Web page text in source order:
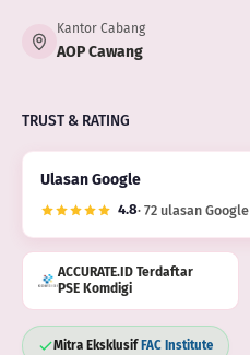
Kantor Cabang
AOP Cawang
TRUST & RATING
Ulasan Google
4.8· 72 ulasan Google
ACCURATE.ID Terdaftar
PSE Komdigi
Mitra Eksklusif FAC Institute